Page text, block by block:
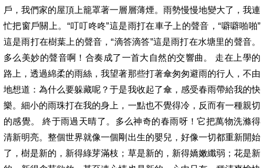
戶，我們家的屋頂上籠罩著一層層薄煙。雨勢慢慢地變大了，我連
忙把窗戶關上。“叮叮咚咚”這是雨打在車子上的聲音，“噼噼啪啪”
這是雨打在樹葉上的聲音，“滴答滴答”這是雨打在水塘里的聲音。
多么美妙的聲音啊！合奏成了一首大自然的交響曲。 走在上學的
路上，透過綿柔的雨絲，我望著那些打著傘匆匆避雨的行人，不由
地想道：為什么要躲藏呢？于是我收起了傘，感受春雨帶給我的快
樂。細小的雨珠打在我的身上，一點也不覺得冷，反而有一種親切
的感覺。 終于雨過天晴了。多么神奇的春雨呀！它把萬物洗滌得
清新明亮。整個世界就像一個剛出生的嬰兒，好像一切都重新開始
了，樹是新的，新得綠芽滿枝；草是新的，新得嬌嫩纖弱；花是新